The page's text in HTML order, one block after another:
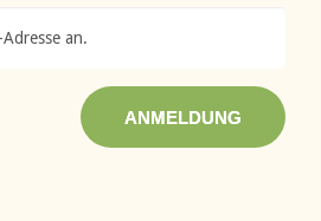
ANMELDUNG